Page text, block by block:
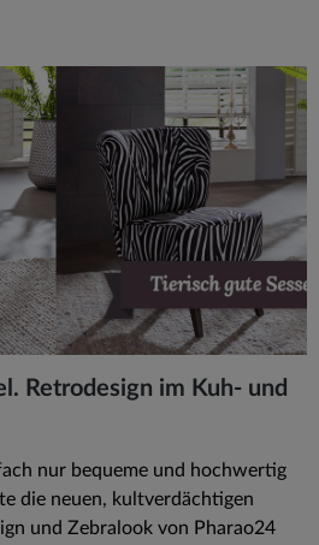
Retrodesign im Kuh- und
nur bequeme und hochwertig
die neuen, kultverdächtigen
und Zebralook von Pharao24